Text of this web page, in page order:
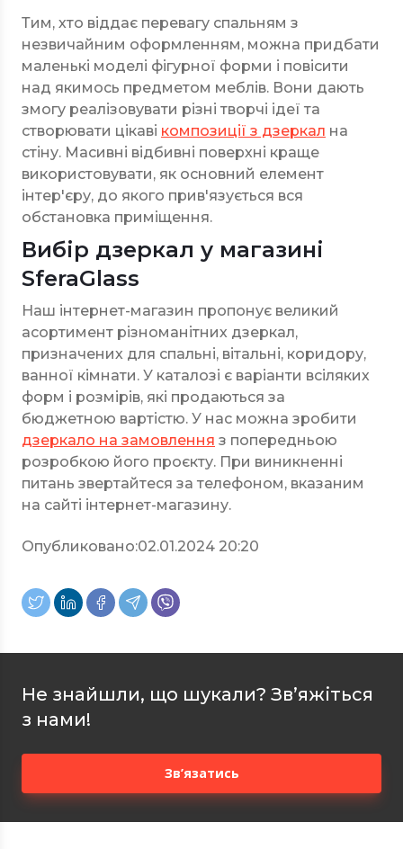
Тим, хто віддає перевагу спальням з
незвичайним оформленням, можна придбати
маленькі моделі фігурної форми і повісити
над якимось предметом меблів. Вони дають
змогу реалізовувати різні творчі ідеї та
створювати цікаві композиції з дзеркал на
стіну. Масивні відбивні поверхні краще
використовувати, як основний елемент
інтер'єру, до якого прив'язується вся
обстановка приміщення.
Вибір дзеркал у магазині
SferaGlass
Наш інтернет-магазин пропонує великий
асортимент різноманітних дзеркал,
призначених для спальні, вітальні, коридору,
ванної кімнати. У каталозі є варіанти всіляких
форм і розмірів, які продаються за
бюджетною вартістю. У нас можна зробити
дзеркало на замовлення з попередньою
розробкою його проєкту. При виникненні
питань звертайтеся за телефоном, вказаним
на сайті інтернет-магазину.
Опубликовано:02.01.2024 20:20
Не знайшли, що шукали? Зв’яжіться
з нами!
Зв’язатись